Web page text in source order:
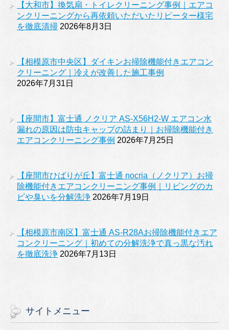
【大和市】換気扇・トイレクリーニング事例｜エアコ
ンクリーニングから再依頼いただいたリピーター様宅
を徹底清掃 2026年8月3日
【相模原市中央区】ダイキンお掃除機能付きエアコン
クリーニング｜冷えが改善した施工事例
2026年7月31日
【座間市】富士通 ノクリア AS-X56H2-W エアコン水
漏れの原因は防虫キャップの詰まり｜お掃除機能付き
エアコンクリーニング事例 2026年7月25日
【座間市ひばりが丘】富士通 nocria（ノクリア）お掃
除機能付きエアコンクリーニング事例｜リビングのカ
ビや臭いを分解洗浄 2026年7月19日
【相模原市南区】富士通 AS-R28Aお掃除機能付きエア
コンクリーニング｜初めての分解洗浄で真っ黒な汚れ
を徹底洗浄 2026年7月13日
サイトメニュー